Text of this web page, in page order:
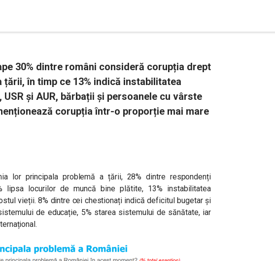
30% dintre români consideră corupția drept
țării, în timp ce 13% indică instabilitatea
și AUR, bărbații și persoanele cu vârste
corupția într-o proporție mai mare
lor principala problemă a țării, 28% dintre respondenți
lipsa locurilor de muncă bine plătite, 13% instabilitatea
vieții. 8% dintre cei chestionați indică deficitul bugetar și
de educație, 5% starea sistemului de sănătate, iar